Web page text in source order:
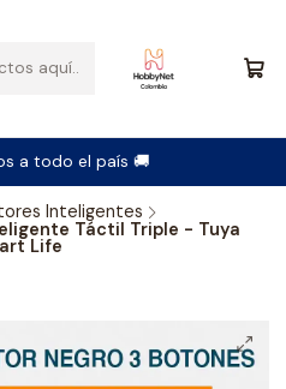
a todo el país 🚚
Inteligentes
Táctil Triple - Tuya
Life